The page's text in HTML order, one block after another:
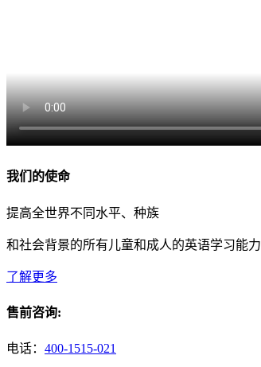
我们的使命
提高全世界不同水平、种族
和社会背景的所有儿童和成人的英语学习能力
了解更多
售前咨询:
电话： 400-1515-021